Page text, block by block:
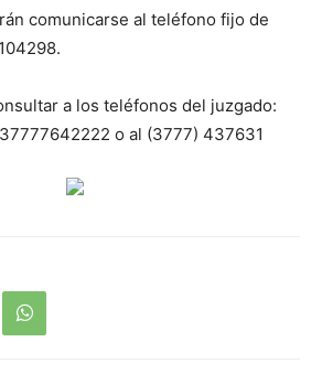
comunicarse al teléfono fijo de
a los teléfonos del juzgado:
o al (3777) 437631